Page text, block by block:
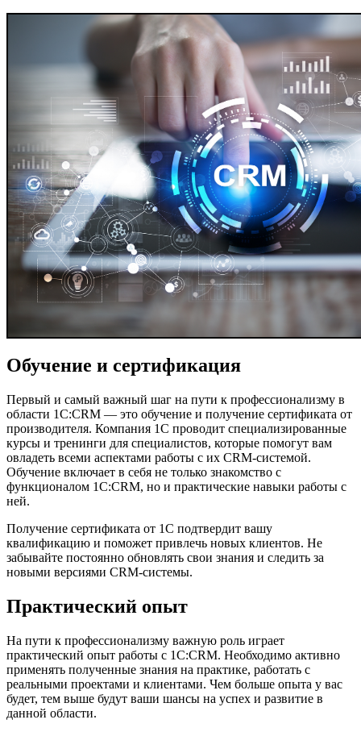
Обучение и сертификация
Первый и самый важный шаг на пути к профессионализму в
области 1С:CRM — это обучение и получение сертификата от
производителя. Компания 1С проводит специализированные
курсы и тренинги для специалистов, которые помогут вам
овладеть всеми аспектами работы с их CRM-системой.
Обучение включает в себя не только знакомство с
функционалом 1С:CRM, но и практические навыки работы с
ней.
Получение сертификата от 1С подтвердит вашу
квалификацию и поможет привлечь новых клиентов. Не
забывайте постоянно обновлять свои знания и следить за
новыми версиями CRM-системы.
Практический опыт
На пути к профессионализму важную роль играет
практический опыт работы с 1С:CRM. Необходимо активно
применять полученные знания на практике, работать с
реальными проектами и клиентами. Чем больше опыта у вас
будет, тем выше будут ваши шансы на успех и развитие в
данной области.